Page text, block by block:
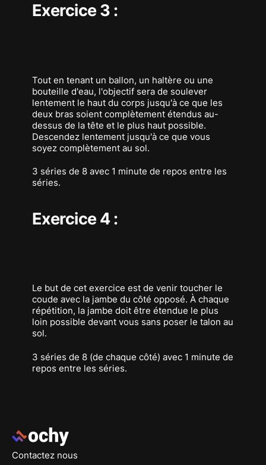
Exercice 3 :
Tout en tenant un ballon, un haltère ou une
bouteille d'eau, l'objectif sera de soulever
lentement le haut du corps jusqu'à ce que les
deux bras soient complètement étendus au-
dessus de la tête et le plus haut possible.
Descendez lentement jusqu'à ce que vous
soyez complètement au sol.
3 séries de 8 avec 1 minute de repos entre les
séries.
Exercice 4 :
Le but de cet exercice est de venir toucher le
coude avec la jambe du côté opposé. À chaque
répétition, la jambe doit être étendue le plus
loin possible devant vous sans poser le talon au
sol.
3 séries de 8 (de chaque côté) avec 1 minute de
repos entre les séries.
Contactez nous